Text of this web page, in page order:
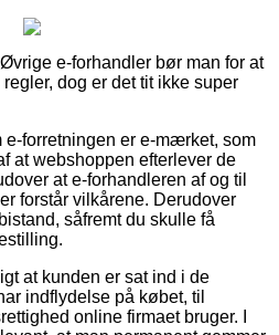
e-forhandler bør man for at
dog er det tit ikke super
e-forretningen er e-mærket, som
at webshoppen efterlever de
at e-forhandleren af og til
forstår vilkårene. Derudover
såfremt du skulle få
at kunden er sat ind i de
indflydelse på købet, til
online firmaet bruger. I